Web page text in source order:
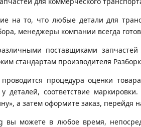
на то, что любые детали для
менеджеры компании всегда
поставщиками запчастей
стандартам производителя
процедура оценки
у деталей, соответствие
а затем оформите заказ, перейдя
вы можете в любое время,